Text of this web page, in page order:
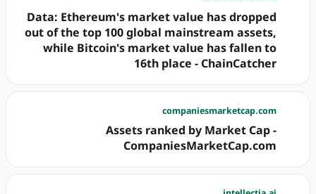
Data: Ethereum's market value has dropped
out of the top 100 global mainstream assets,
while Bitcoin's market value has fallen to
16th place - ChainCatcher
companiesmarketcap.com
Assets ranked by Market Cap -
CompaniesMarketCap.com